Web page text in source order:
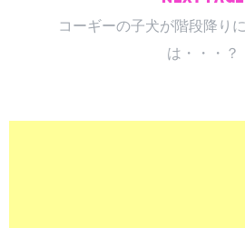
コーギーの子犬が階段降り
は・・・？